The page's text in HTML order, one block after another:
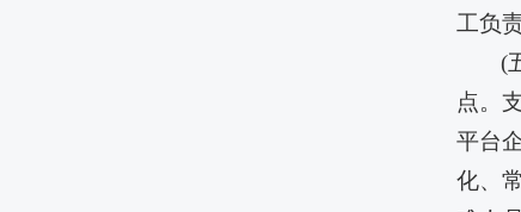
工负
(
点。
平台
化、